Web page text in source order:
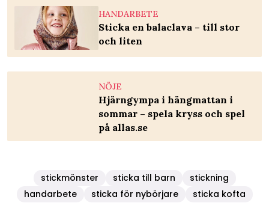
HANDARBETE
Sticka en balaclava – till stor
och liten
NÖJE
Hjärngympa i hängmattan i
sommar – spela kryss och spel
på allas.se
stickmönster sticka till barn
stickning
handarbete
sticka för nybörjare sticka kofta